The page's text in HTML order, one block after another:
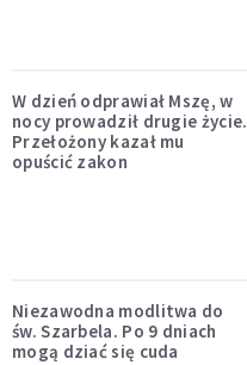
W dzień odprawiał Mszę, w
nocy prowadził drugie życie.
Przełożony kazał mu
opuścić zakon
Niezawodna modlitwa do
św. Szarbela. Po 9 dniach
mogą dziać się cuda